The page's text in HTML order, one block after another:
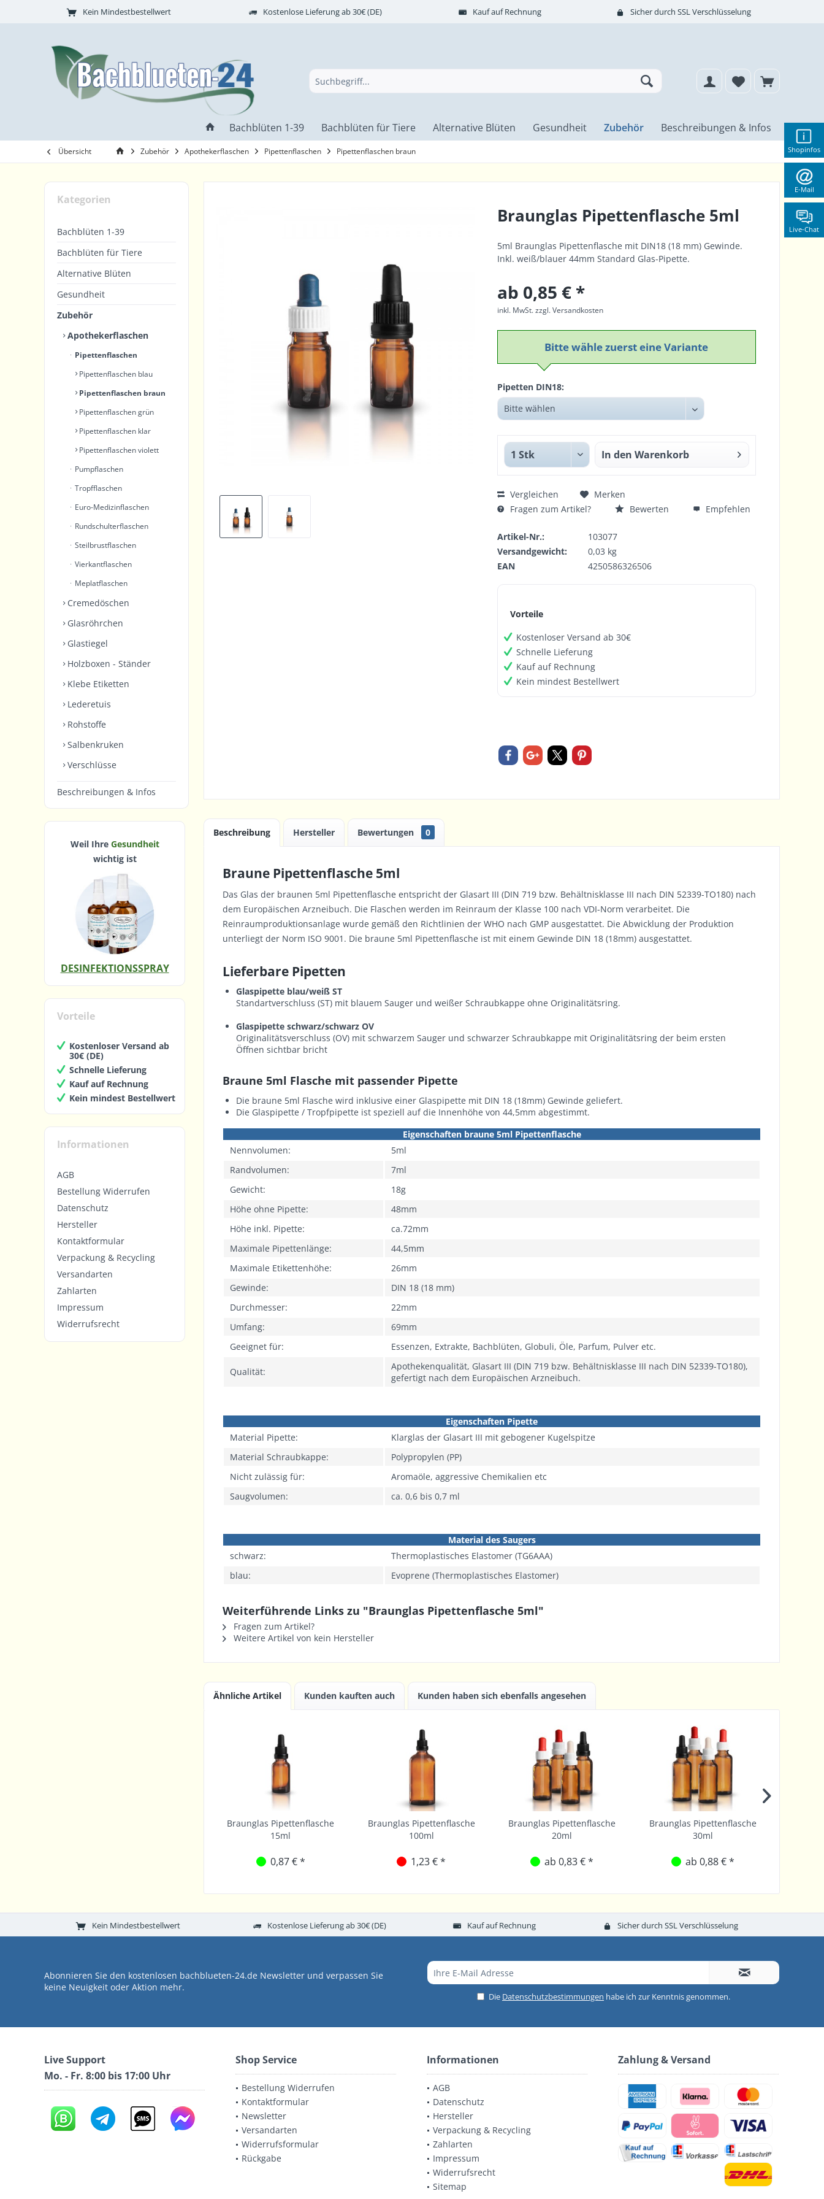
Shopinfos
E-Mail
Live-Chat
Kein Mindestbestellwert Kostenlose Lieferung ab 30€ (DE) Kauf auf Rechnung Sicher durch SSL Verschlüsselung
Bachblüten 1-39 Bachblüten für Tiere Alternative Blüten Gesundheit Zubehör Beschreibungen & Infos
Übersicht Zubehör Apothekerflaschen Pipettenflaschen Pipettenflaschen braun
Kategorien
Bachblüten 1-39
Bachblüten für Tiere
Alternative Blüten
Gesundheit
Zubehör
Apothekerflaschen
Pipettenflaschen
Pipettenflaschen blau
Pipettenflaschen braun
Pipettenflaschen grün
Pipettenflaschen klar
Pipettenflaschen violett
Pumpflaschen
Tropfflaschen
Euro-Medizinflaschen
Rundschulterflaschen
Steilbrustflaschen
Vierkantflaschen
Meplatflaschen
Cremedöschen
Glasröhrchen
Glastiegel
Holzboxen - Ständer
Klebe Etiketten
Lederetuis
Rohstoffe
Salbenkruken
Verschlüsse
Beschreibungen & Infos
Weil Ihre Gesundheit
wichtig ist
DESINFEKTIONSSPRAY
Vorteile
Kostenloser Versand ab
30€ (DE)
Schnelle Lieferung
Kauf auf Rechnung
Kein mindest Bestellwert
Informationen
AGB
Bestellung Widerrufen
Datenschutz
Hersteller
Kontaktformular
Verpackung & Recycling
Versandarten
Zahlarten
Impressum
Widerrufsrecht
Braunglas Pipettenflasche 5ml
5ml Braunglas Pipettenflasche mit DIN18 (18 mm) Gewinde.
Inkl. weiß/blauer 44mm Standard Glas-Pipette.
ab 0,85 € *
inkl. MwSt.zzgl. Versandkosten
Bitte wähle zuerst eine Variante
Pipetten DIN18:
In den Warenkorb
Vergleichen
Merken
Fragen zum Artikel?
Bewerten Empfehlen
Artikel-Nr.:
103077
Versandgewicht:
0,03 kg
EAN
4250586326506
Vorteile
Kostenloser Versand ab 30€
Schnelle Lieferung
Kauf auf Rechnung
Kein mindest Bestellwert
Beschreibung Hersteller Bewertungen 0
Braune Pipettenflasche 5ml
Das Glas der braunen 5ml Pipettenflasche entspricht der Glasart III (DIN 719 bzw. Behältnisklasse III nach DIN 52339-TO180) nach
dem Europäischen Arzneibuch. Die Flaschen werden im Reinraum der Klasse 100 nach VDI-Norm verarbeitet. Die
Reinraumproduktionsanlage wurde gemäß den Richtlinien der WHO nach GMP ausgestattet. Die Abwicklung der Produktion
unterliegt der Norm ISO 9001. Die braune 5ml Pipettenflasche ist mit einem Gewinde DIN 18 (18mm) ausgestattet.
Lieferbare Pipetten
Glaspipette blau/weiß ST
Standartverschluss (ST) mit blauem Sauger und weißer Schraubkappe ohne Originalitätsring.
Glaspipette schwarz/schwarz OV
Originalitätsverschluss (OV) mit schwarzem Sauger und schwarzer Schraubkappe mit Originalitätsring der beim ersten
Öffnen sichtbar bricht
Braune 5ml Flasche mit passender Pipette
Die braune 5ml Flasche wird inklusive einer Glaspipette mit DIN 18 (18mm) Gewinde geliefert.
Die Glaspipette / Tropfpipette ist speziell auf die Innenhöhe von 44,5mm abgestimmt.
Eigenschaften braune 5ml Pipettenflasche
Nennvolumen:
5ml
Randvolumen:
7ml
Gewicht:
18g
Höhe ohne Pipette:
48mm
Höhe inkl. Pipette:
ca.72mm
Maximale Pipettenlänge:
44,5mm
Maximale Etikettenhöhe:
26mm
Gewinde:
DIN 18 (18 mm)
Durchmesser:
22mm
Umfang:
69mm
Geeignet für:
Essenzen, Extrakte, Bachblüten, Globuli, Öle, Parfum, Pulver etc.
Qualität:
Apothekenqualität, Glasart III (DIN 719 bzw. Behältnisklasse III nach DIN 52339-TO180),
gefertigt nach dem Europäischen Arzneibuch.
Eigenschaften Pipette
Material Pipette:
Klarglas der Glasart III mit gebogener Kugelspitze
Material Schraubkappe:
Polypropylen (PP)
Nicht zulässig für:
Aromaöle, aggressive Chemikalien etc
Saugvolumen:
ca. 0,6 bis 0,7 ml
Material des Saugers
schwarz:
Thermoplastisches Elastomer (TG6AAA)
blau:
Evoprene (Thermoplastisches Elastomer)
Weiterführende Links zu "Braunglas Pipettenflasche 5ml"
Fragen zum Artikel?
Weitere Artikel von kein Hersteller
Ähnliche Artikel Kunden kauften auch Kunden haben sich ebenfalls angesehen
Braunglas Pipettenflasche
15ml
0,87 € *
Braunglas Pipettenflasche
100ml
1,23 € *
Braunglas Pipettenflasche
20ml
ab 0,83 € *
Braunglas Pipettenflasche
30ml
ab 0,88 € *
Kein Mindestbestellwert Kostenlose Lieferung ab 30€ (DE) Kauf auf Rechnung Sicher durch SSL Verschlüsselung
Abonnieren Sie den kostenlosen bachblueten-24.de Newsletter und verpassen Sie
keine Neuigkeit oder Aktion mehr.
Die Datenschutzbestimmungen habe ich zur Kenntnis genommen.
Live Support
Mo. - Fr. 8:00 bis 17:00 Uhr
Shop Service
Bestellung Widerrufen
Kontaktformular
Newsletter
Versandarten
Widerrufsformular
Rückgabe
Informationen
AGB
Datenschutz
Hersteller
Verpackung & Recycling
Zahlarten
Impressum
Widerrufsrecht
Sitemap
Zahlung & Versand